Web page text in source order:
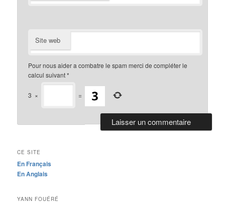
Site web
Pour nous aider a combatre le spam merci de compléter le
calcul suivant*
3 × =
CE SITE
En Français
En Anglais
YANN FOUÉRÉ